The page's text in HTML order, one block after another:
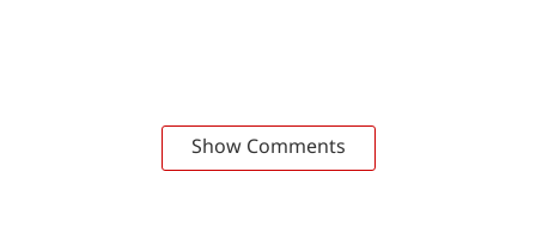
Show Comments